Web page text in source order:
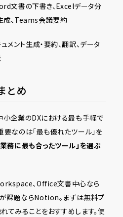
文書の下書き、Excelデータ分
成、Teams会議要約
ュメント生成・要約、翻訳、データ
とめ
小企業のDXにおける最も手軽で
要なのは「最も優れたツール」を
務に最も合ったツール」を選ぶ
、Office文書中心なら
課題ならNotion。まずは無料プ
てみることをおすすめします。使